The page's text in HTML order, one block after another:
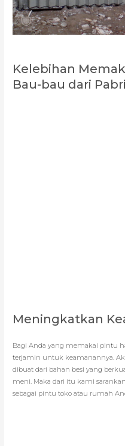
Kelebihan
Bau-bau dari
Meningkatkan
Bagi Anda yang memakai pintu
terjamin untuk keamanannya.
dibuat dari bahan besi yang
meni. Maka dari itu kami
sebagai pintu toko atau rumah